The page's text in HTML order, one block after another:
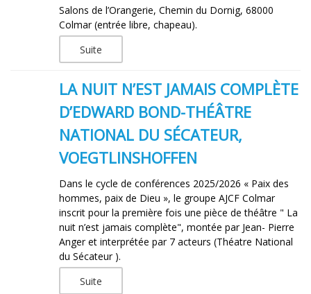
Salons de l’Orangerie, Chemin du Dornig, 68000
Colmar (entrée libre, chapeau).
Suite
LA NUIT N’EST JAMAIS COMPLÈTE
D’EDWARD BOND-THÉÂTRE
NATIONAL DU SÉCATEUR,
VOEGTLINSHOFFEN
Dans le cycle de conférences 2025/2026 « Paix des
hommes, paix de Dieu », le groupe AJCF Colmar
inscrit pour la première fois une pièce de théâtre " La
nuit n’est jamais complète", montée par Jean- Pierre
Anger et interprétée par 7 acteurs (Théatre National
du Sécateur ).
Suite